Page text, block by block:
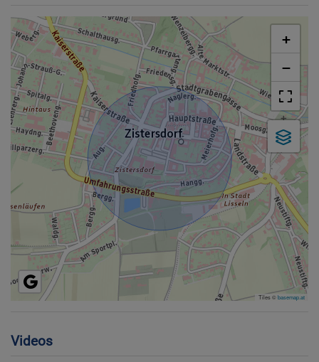
+
−
Tiles ©basemap.at
Videos